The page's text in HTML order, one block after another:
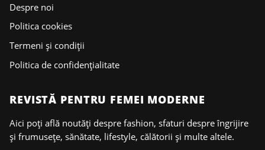
Despre noi
Politica cookies
Termeni și condiții
Politica de confidențialitate
REVISTĂ PENTRU FEMEI MODERNE
Aici poți află noutăți despre fashion, sfaturi despre îngrijire
și frumusețe, sănătate, lifestyle, călătorii și multe altele.